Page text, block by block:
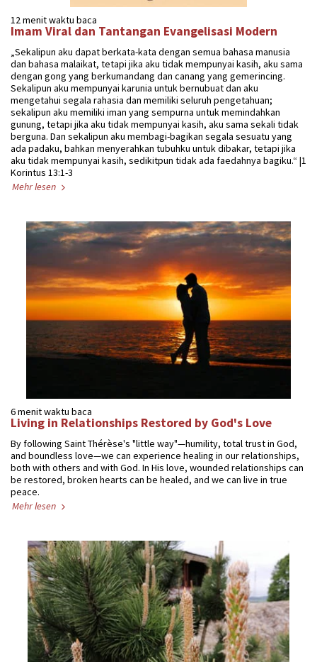
12 menit waktu baca
Imam Viral dan Tantangan Evangelisasi Modern
„Sekalipun aku dapat berkata-kata dengan semua bahasa manusia
dan bahasa malaikat, tetapi jika aku tidak mempunyai kasih, aku sama
dengan gong yang berkumandang dan canang yang gemerincing.
Sekalipun aku mempunyai karunia untuk bernubuat dan aku
mengetahui segala rahasia dan memiliki seluruh pengetahuan;
sekalipun aku memiliki iman yang sempurna untuk memindahkan
gunung, tetapi jika aku tidak mempunyai kasih, aku sama sekali tidak
berguna. Dan sekalipun aku membagi-bagikan segala sesuatu yang
ada padaku, bahkan menyerahkan tubuhku untuk dibakar, tetapi jika
aku tidak mempunyai kasih, sedikitpun tidak ada faedahnya bagiku.“ |1
Korintus 13:1-3
Mehr lesen
6 menit waktu baca
Living in Relationships Restored by God's Love
By following Saint Thérèse's "little way"—humility, total trust in God,
and boundless love—we can experience healing in our relationships,
both with others and with God. In His love, wounded relationships can
be restored, broken hearts can be healed, and we can live in true
peace.
Mehr lesen